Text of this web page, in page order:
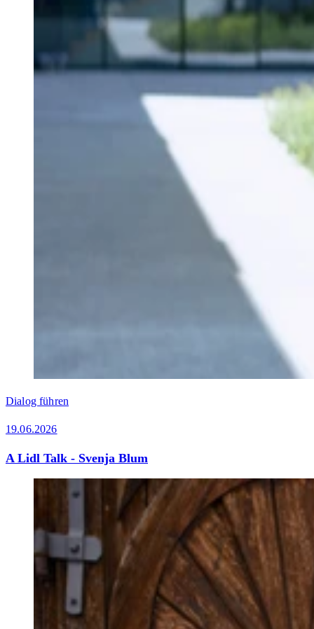
Dialog führen
19.06.2026
A Lidl Talk - Svenja Blum